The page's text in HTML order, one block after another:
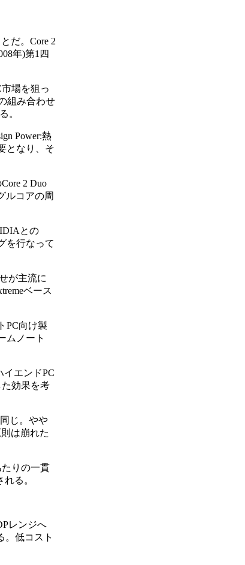
だ。Core 2
年)第1四
場を狙っ
組み合わせ
。
Power:熱
となり、そ
2 Duo
ルコアの周
との
を行なって
が主流に
ベース
PC向け製
ムノート
エンドPC
効果を考
じ。やや
は崩れた
りの一貫
る。
レンジへ
。低コスト